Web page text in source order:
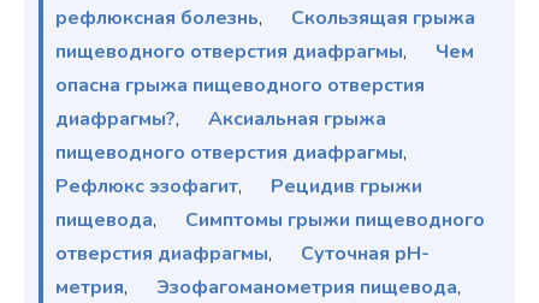
рефлюксная болезнь,
Скользящая грыжа
пищеводного отверстия диафрагмы,
Чем
опасна грыжа пищеводного отверстия
диафрагмы?,
Аксиальная грыжа
пищеводного отверстия диафрагмы,
Рефлюкс эзофагит,
Рецидив грыжи
пищевода,
Симптомы грыжи пищеводного
отверстия диафрагмы,
Суточная pH-
метрия, Эзофагоманометрия пищевода,